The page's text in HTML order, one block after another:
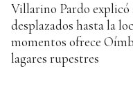
Villarino Pardo explicó
desplazados hasta la
momentos ofrece
lagares rupestres